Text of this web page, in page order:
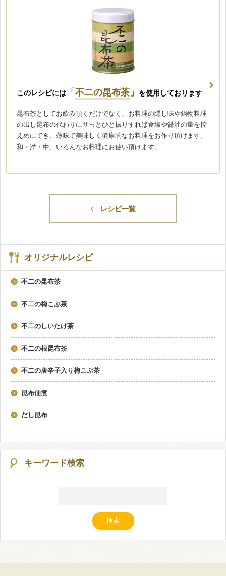
このレシピには 「 不二の昆布茶 」 を使用しております
昆布茶としてお飲み頂くだけでなく、お料理の隠し味や鍋物料理
の出し昆布の代わりにサっとひと振りすれば食塩や醤油の量を控
えめにでき、薄味で美味しく健康的なお料理をお作り頂けます。
和・洋・中、いろんなお料理にお使い頂けます。
レシピ一覧
オリジナルレシピ
不二の昆布茶
不二の梅こぶ茶
不二のしいたけ茶
不二の根昆布茶
不二の唐辛子入り梅こぶ茶
昆布佃煮
だし昆布
キーワード検索